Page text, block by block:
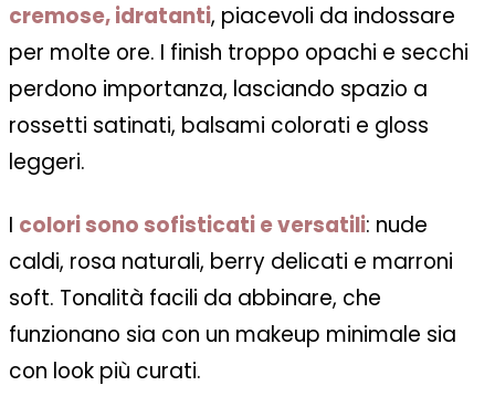
cremose, idratanti, piacevoli da indossare
per molte ore. I finish troppo opachi e secchi
perdono importanza, lasciando spazio a
rossetti satinati, balsami colorati e gloss
leggeri.
I colori sono sofisticati e versatili: nude
caldi, rosa naturali, berry delicati e marroni
soft. Tonalità facili da abbinare, che
funzionano sia con un makeup minimale sia
con look più curati.